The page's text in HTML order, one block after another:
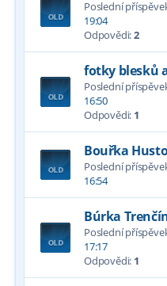
Poslední
19:04
Odpovědi:2
fotky blesků
Poslední
16:50
Odpovědi: 1
Bouřka
Poslední
16:54
Búrka
Poslední
17:17
Odpovědi: 1